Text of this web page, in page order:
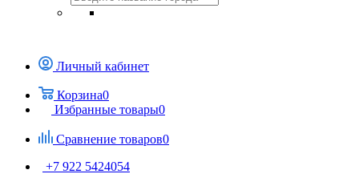
Личный кабинет
Корзина0
Избранные товары0
Сравнение товаров0
+7 922 5424054